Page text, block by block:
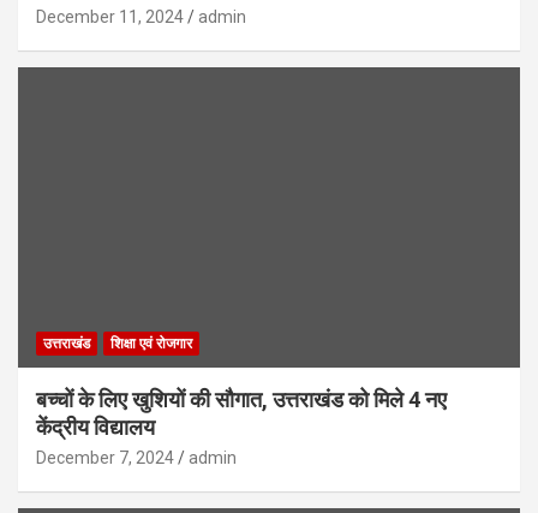
December 11, 2024 admin
उत्तराखंड शिक्षा एवं रोजगार
बच्चों के लिए खुशियों की सौगात, उत्तराखंड को मिले 4 नए
केंद्रीय विद्यालय
December 7, 2024 admin